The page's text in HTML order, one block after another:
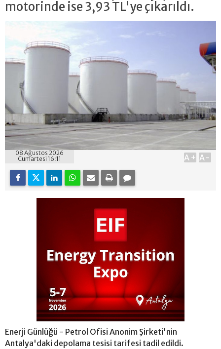
motorinde ise 3,93 TL'ye çıkarıldı.
08 Ağustos 2026
Cumartesi 16:11
A+ A-
Enerji Günlüğü - Petrol Ofisi Anonim Şirketi'nin
Antalya'daki depolama tesisi tarifesi tadil edildi.